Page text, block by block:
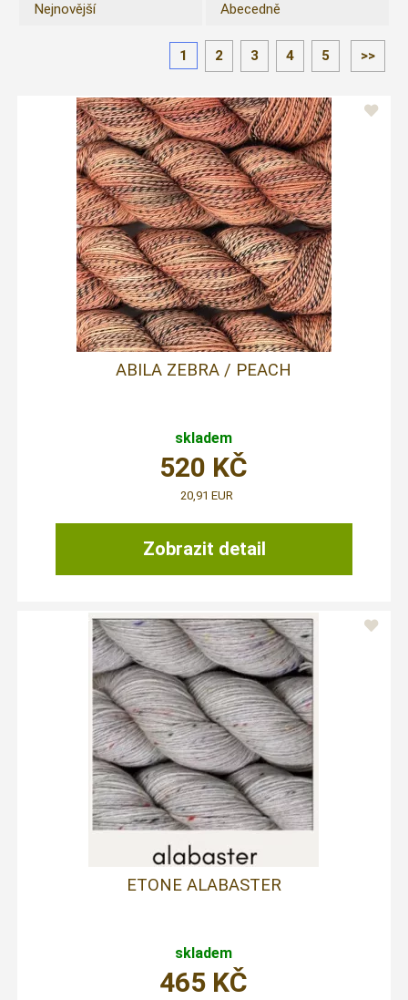
Nejnovější Abecedně
1 2 3 4 5 >>
ABILA ZEBRA / PEACH
skladem
Zobrazit detail
520 KČ
20,91 EUR
ETONE ALABASTER
skladem
465 KČ